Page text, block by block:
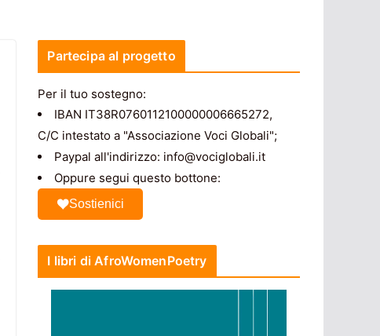
Partecipa al progetto
Per il tuo sostegno:
IBAN IT38R0760112100000006665272,
C/C intestato a "Associazione Voci Globali";
Paypal all'indirizzo: info@vociglobali.it
Oppure segui questo bottone:
Sostienici
I libri di AfroWomenPoetry